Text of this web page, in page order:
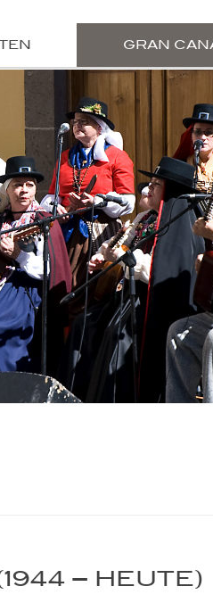
GRAN
– HEUTE)